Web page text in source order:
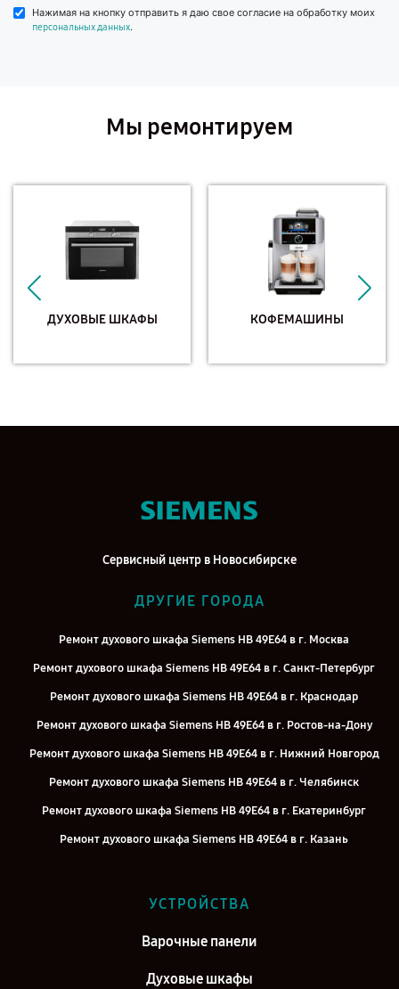
Нажимая на кнопку отправить я даю свое согласие на обработку моих
персональных данных.
Мы ремонтируем
ДУХОВЫЕ ШКАФЫ КОФЕМАШИНЫ
Сервисный центр в Новосибирске
ДРУГИЕ ГОРОДА
Ремонт духового шкафа Siemens HB 49E64 в г. Москва
Ремонт духового шкафа Siemens HB 49E64 в г. Санкт-Петербург
Ремонт духового шкафа Siemens HB 49E64 в г. Краснодар
Ремонт духового шкафа Siemens HB 49E64 в г. Ростов-на-Дону
Ремонт духового шкафа Siemens HB 49E64 в г. Нижний Новгород
Ремонт духового шкафа Siemens HB 49E64 в г. Челябинск
Ремонт духового шкафа Siemens HB 49E64 в г. Екатеринбург
Ремонт духового шкафа Siemens HB 49E64 в г. Казань
Ремонт духового шкафа Siemens HB 49E64 в г. Саратов
Ремонт духового шкафа Siemens HB 49E64 в г. Киров
УСТРОЙСТВА
Варочные панели
Духовые шкафы